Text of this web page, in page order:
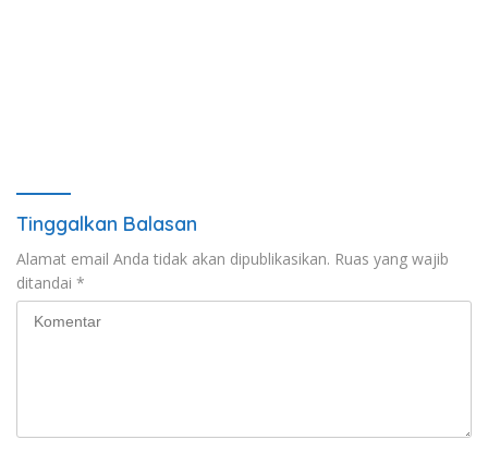
Tinggalkan Balasan
Alamat email Anda tidak akan dipublikasikan. Ruas yang wajib
ditandai *